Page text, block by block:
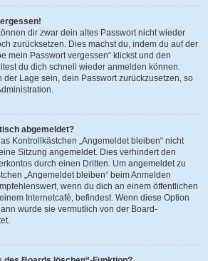
dir zwar dein altes Passwort nicht wieder
zurücksetzen. Dies machst du, indem du auf der
mein Passwort vergessen“ klickst und den
du dich schnell wieder anmelden können.
der Lage sein, dein Passwort zurückzusetzen, so
abgemeldet?
Kontrollkästchen „Angemeldet bleiben“ nicht
Sitzung angemeldet. Dies verhindert den
durch einen Dritten. Um angemeldet zu
„Angemeldet bleiben“ beim Anmelden
wenn du dich an einem öffentlichen
Internetcafé, befindest. Wenn diese Option
wurde sie vermutlich von der Board-